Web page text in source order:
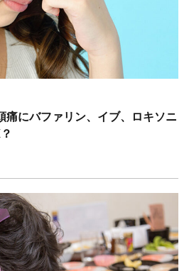
痛にバファリン、イブ、ロキソニ